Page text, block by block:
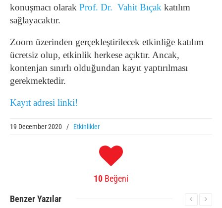
konuşmacı olarak Prof. Dr. Vahit Bıçak katılım
sağlayacaktır.
Zoom üzerinden gerçekleştirilecek etkinliğe katılım
ücretsiz olup, etkinlik herkese açıktır. Ancak,
kontenjan sınırlı olduğundan kayıt yaptırılması
gerekmektedir.
Kayıt adresi linki!
19 December 2020 / Etkinlikler
10 Beğeni
BenzerYazılar